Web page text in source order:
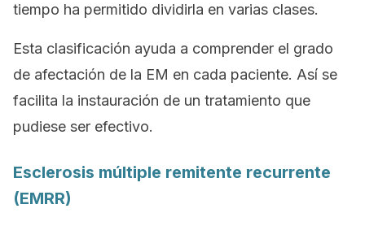
tiempo ha permitido dividirla en varias clases.
Esta clasificación ayuda a comprender el grado
de afectación de la EM en cada paciente. Así se
facilita la instauración de un tratamiento que
pudiese ser efectivo.
Esclerosis múltiple remitente recurrente
(EMRR)